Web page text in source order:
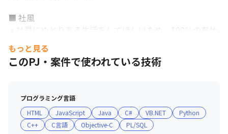
■ 社風
・社員にゆとりある生活をしてほしいため、100％の有休
取得を奨励しています（有給消化率83％※2023年実績）
・2023年10 月時点の女性の産休/育休取得率は100％で、
男性の育休取得実績もあります
もっと見る
このPJ・案件で使われている技術
プログラミング言語
HTML
JavaScript Java C# VB.NET
Python
C++
C言語 Objective-C PL/SQL